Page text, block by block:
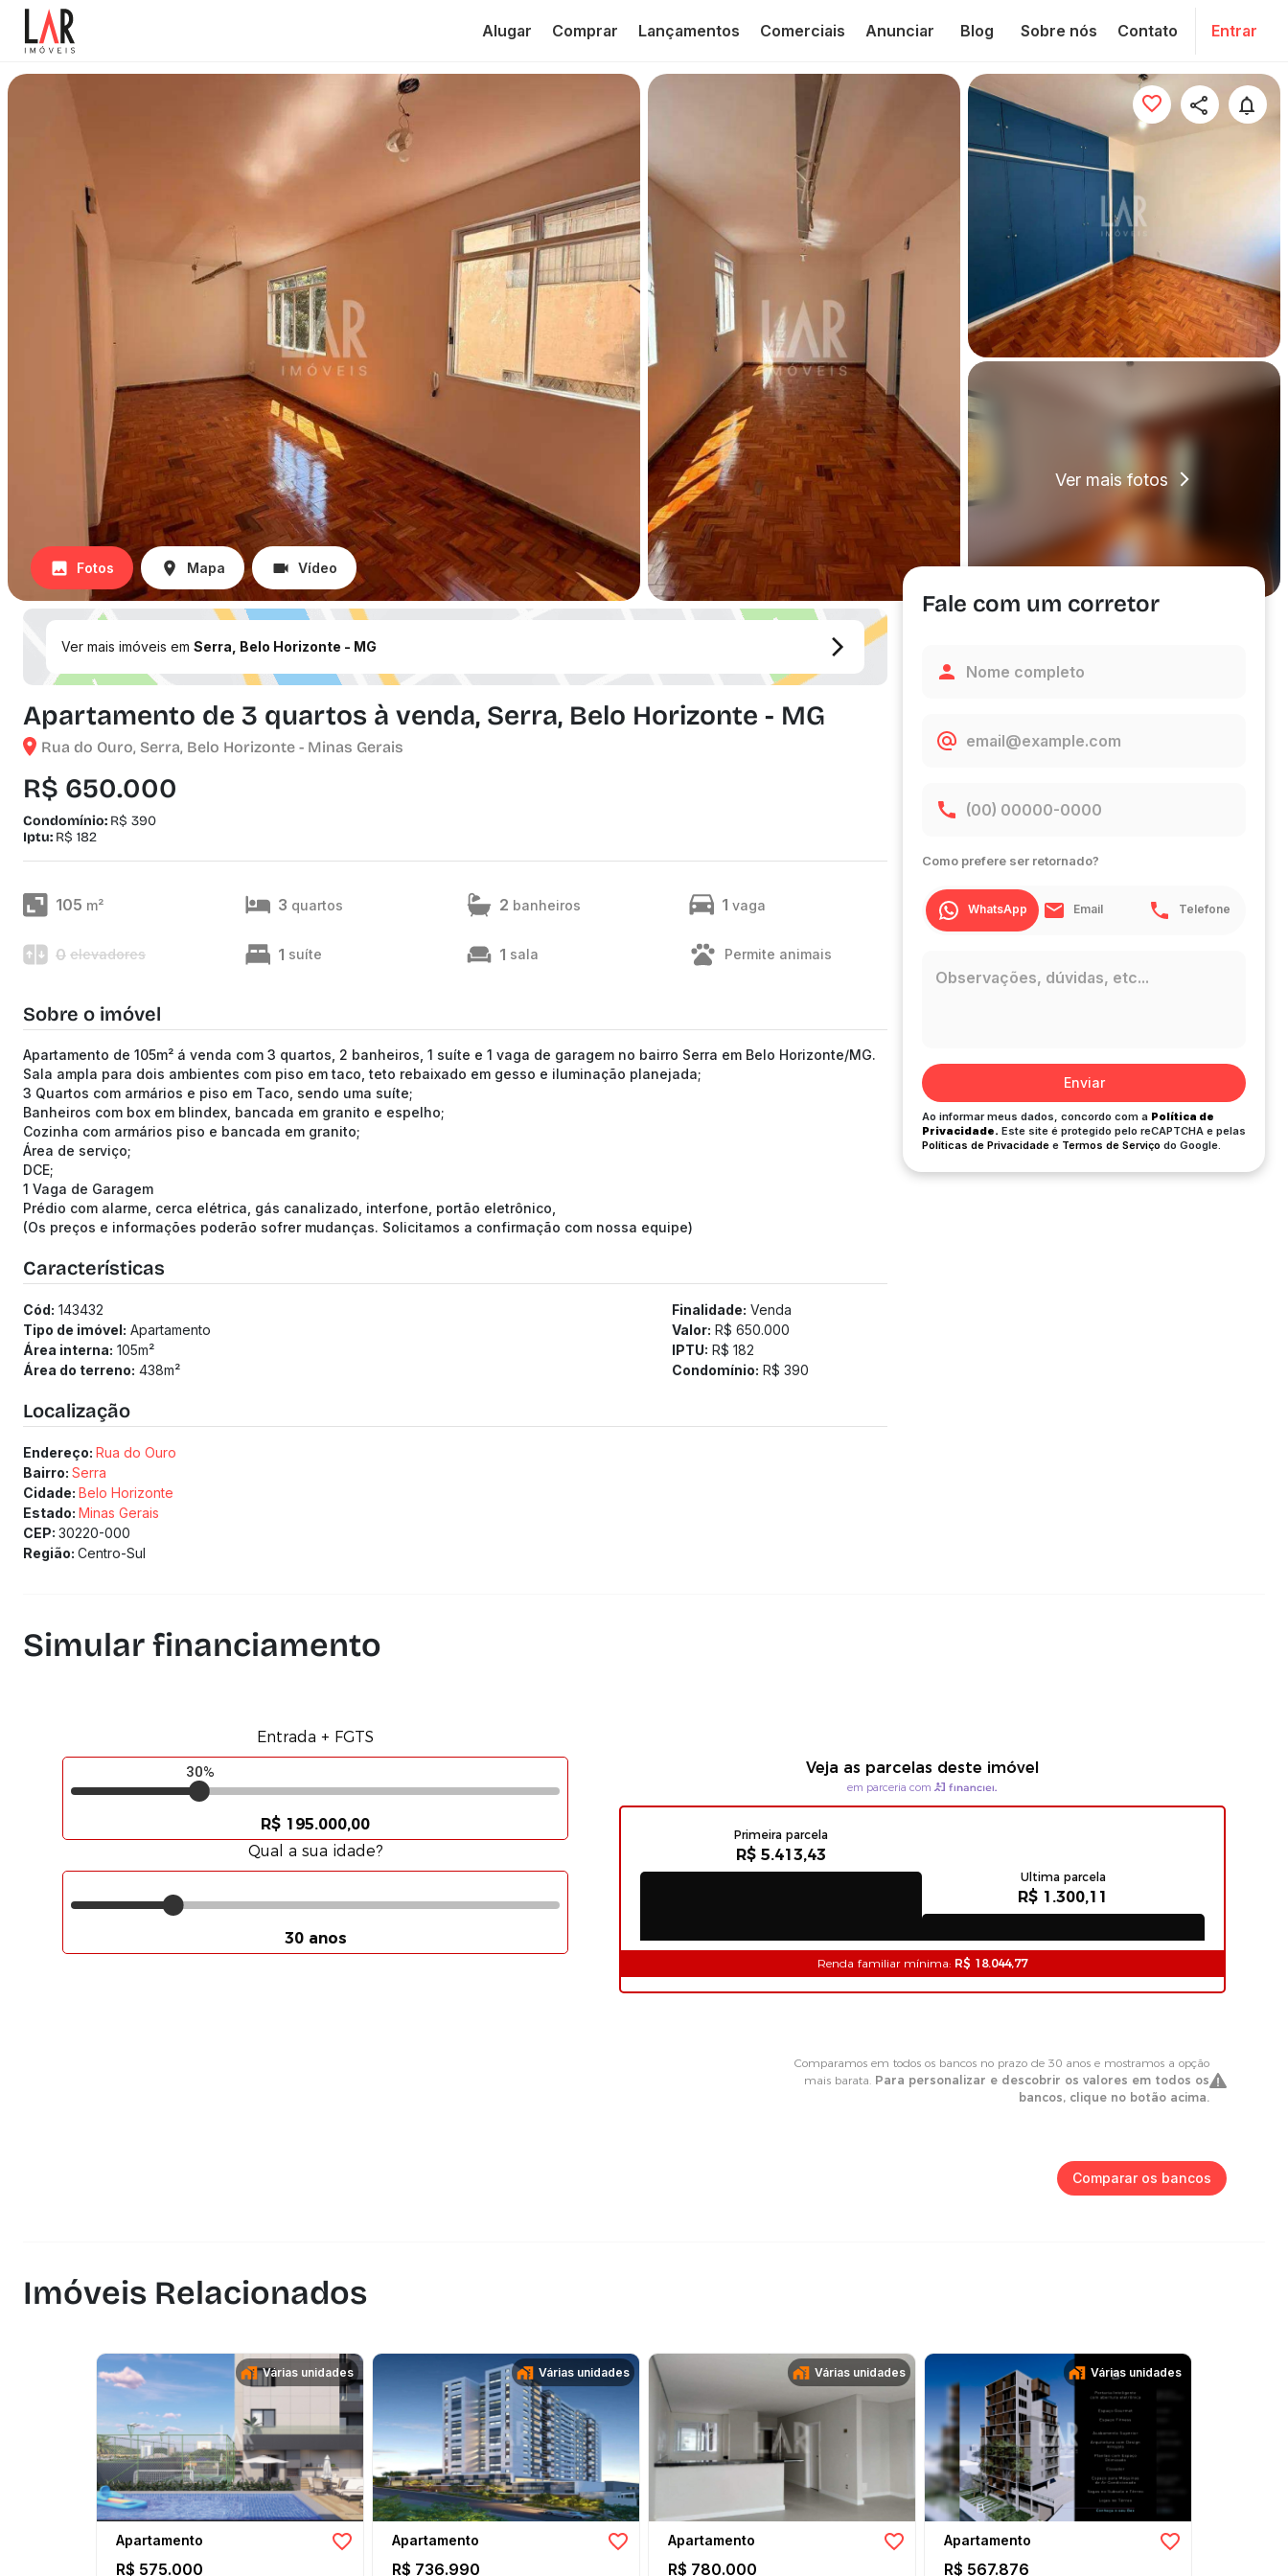
Alugar Comprar Lançamentos Comerciais Anunciar Blog Sobre nós Contato Entrar
Ver mais fotos
Fotos Mapa Vídeo
Ver mais imóveis em Serra, Belo Horizonte - MG
Apartamento de 3 quartos à venda, Serra, Belo Horizonte - MG
Rua do Ouro, Serra, Belo Horizonte - Minas Gerais
R$ 650.000
Condomínio: R$ 390
Iptu: R$ 182
105 m² 3 quartos 2 banheiros 1 vaga
0 elevadores 1 suíte 1 sala Permite animais
Sobre o imóvel
Apartamento de 105m² á venda com 3 quartos, 2 banheiros, 1 suíte e 1 vaga de garagem no bairro Serra em Belo Horizonte/MG.
Sala ampla para dois ambientes com piso em taco, teto rebaixado em gesso e iluminação planejada;
3 Quartos com armários e piso em Taco, sendo uma suíte;
Banheiros com box em blindex, bancada em granito e espelho;
Cozinha com armários piso e bancada em granito;
Área de serviço;
DCE;
1 Vaga de Garagem
Prédio com alarme, cerca elétrica, gás canalizado, interfone, portão eletrônico,
(Os preços e informações poderão sofrer mudanças. Solicitamos a confirmação com nossa equipe)
Características
Cód: 143432
Tipo de imóvel: Apartamento
Área interna: 105m²
Área do terreno: 438m²
Finalidade: Venda
Valor: R$ 650.000
IPTU: R$ 182
Condomínio: R$ 390
Localização
Endereço: Rua do Ouro
Bairro: Serra
Cidade: Belo Horizonte
Estado: Minas Gerais
CEP: 30220-000
Região: Centro-Sul
Fale com um corretor
Como prefere ser retornado?
WhatsApp Email Telefone
Enviar
Ao informar meus dados, concordo com a Política de
Privacidade. Este site é protegido pelo reCAPTCHA e pelas
Políticas de Privacidade e Termos de Serviço do Google.
Simular financiamento
Comparar os bancos
Imóveis Relacionados
Várias unidades
Apartamento
R$ 575.000
Várias unidades
Apartamento
R$ 736.990
Várias unidades
Apartamento
R$ 780.000
Várias unidades
Apartamento
R$ 567.876